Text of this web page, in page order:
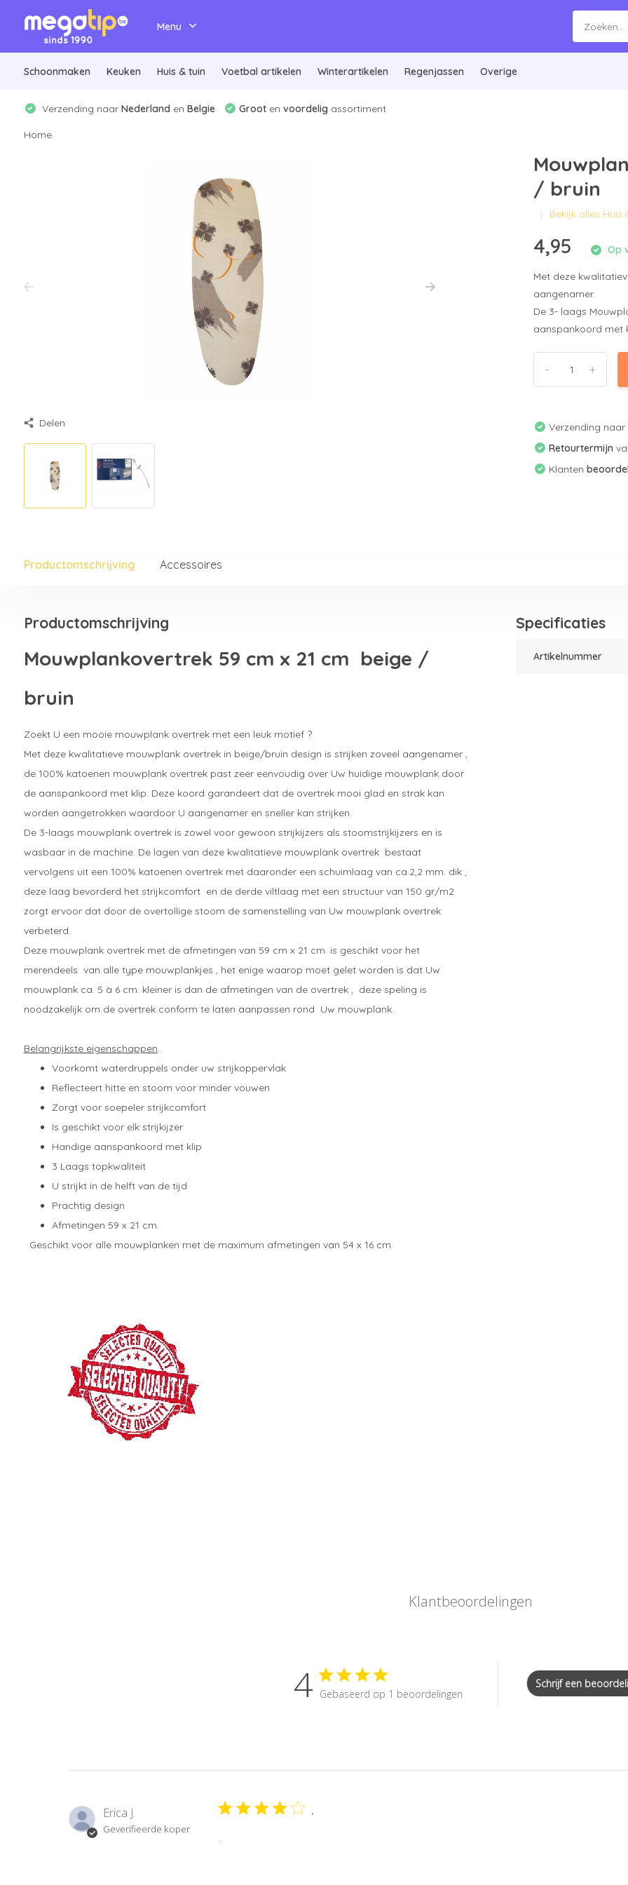
Menu
Schoonmaken Keuken Huis & tuin Voetbal artikelen Winterartikelen Regenjassen Overige
Verzending naar Nederland en Belgie Grooten voordelig assortiment
Home
Delen
/ bruin
Bekijk alles Huis
4,95 Op
Met deze
aangenamer.
De 3- laags
aanspankoord met
+
-
Verzending naar
Retourtermijn
Klanten
Productomschrijving Accessoires
Productomschrijving
Mouwplankovertrek 59 cm x 21 cm beige /
bruin
Zoekt U een mooie mouwplank overtrek met een leuk motief ?
Met deze kwalitatieve mouwplank overtrek in beige/bruin design is strijken zoveel aangenamer ,
de 100% katoenen mouwplank overtrek past zeer eenvoudig over Uw huidige mouwplank door
de aanspankoord met klip. Deze koord garandeert dat de overtrek mooi glad en strak kan
worden aangetrokken waardoor U aangenamer en sneller kan strijken.
De 3-laags mouwplank overtrek is zowel voor gewoon strijkijzers als stoomstrijkijzers en is
wasbaar in de machine. De lagen van deze kwalitatieve mouwplank overtrek bestaat
vervolgens uit een 100% katoenen overtrek met daaronder een schuimlaag van ca.2,2 mm. dik ,
deze laag bevorderd het strijkcomfort en de derde viltlaag met een structuur van 150 gr/m2
zorgt ervoor dat door de overtollige stoom de samenstelling van Uw mouwplank overtrek
verbeterd.
Deze mouwplank overtrek met de afmetingen van 59 cm x 21 cm. is geschikt voor het
merendeels van alle type mouwplankjes , het enige waarop moet gelet worden is dat Uw
mouwplank ca. 5 à 6 cm. kleiner is dan de afmetingen van de overtrek , deze speling is
noodzakelijk om de overtrek conform te laten aanpassen rond Uw mouwplank.
Belangrijkste eigenschappen.
Voorkomt waterdruppels onder uw strijkoppervlak
Reflecteert hitte en stoom voor minder vouwen
Zorgt voor soepeler strijkcomfort
Is geschikt voor elk strijkijzer
Handige aanspankoord met klip
3 Laags topkwaliteit
U strijkt in de helft van de tijd
Prachtig design
Afmetingen 59 x 21 cm.
Geschikt voor alle mouwplanken met de maximum afmetingen van 54 x 16 cm.
Specificaties
Artikelnummer
Klantbeoordelingen
4 Gebaseerd op 1 beoordelingen
Schrijf een
Erica J.
Geverifieerde koper
.
.